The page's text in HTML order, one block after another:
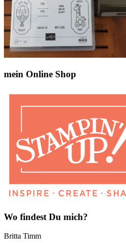
mein Online Shop
Wo findest Du mich?
Britta Timm